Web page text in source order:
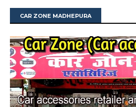
CAR ZONE MADHEPURA